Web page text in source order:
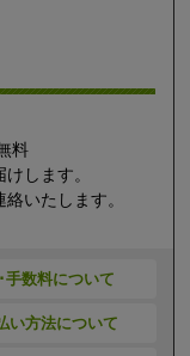
料
します。
いたします。
手数料について
い方法について